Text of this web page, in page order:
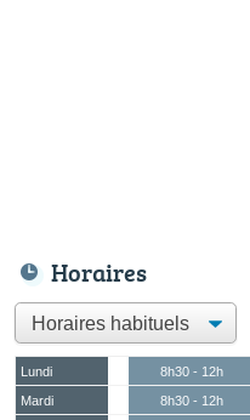
Horaires
Lundi 8h30 - 12h
Mardi
8h30 - 12h